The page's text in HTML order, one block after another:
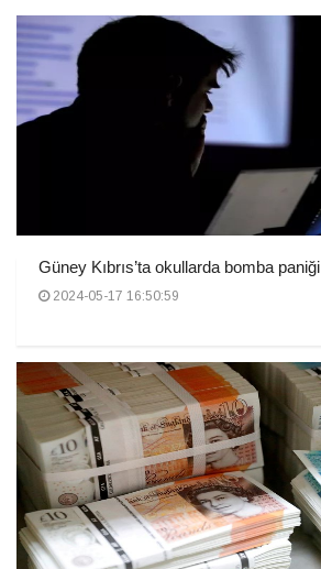
Güney Kıbrıs’ta okullarda bomba paniği
2024-05-17 16:50:59